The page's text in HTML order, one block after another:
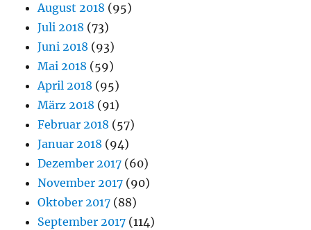
August 2018 (95)
Juli 2018 (73)
Juni 2018 (93)
Mai 2018 (59)
April 2018 (95)
März 2018 (91)
Februar 2018 (57)
Januar 2018 (94)
Dezember 2017 (60)
November 2017 (90)
Oktober 2017 (88)
September 2017 (114)